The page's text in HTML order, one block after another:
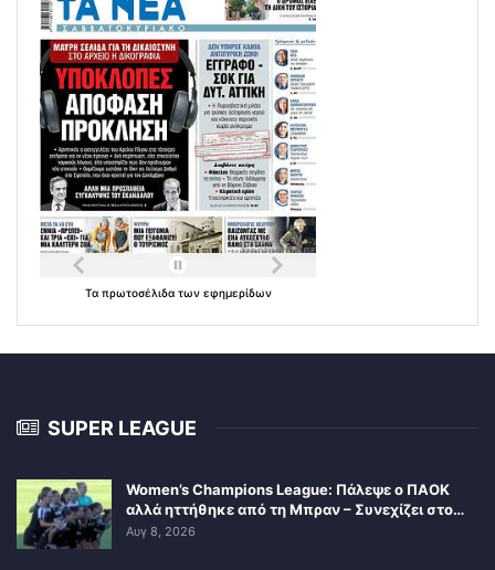
Τα πρωτοσέλιδα των εφημερίδων
SUPER LEAGUE
Women’s Champions League: Πάλεψε ο ΠΑΟΚ
αλλά ηττήθηκε από τη Μπραν – Συνεχίζει στο…
Αυγ 8, 2026